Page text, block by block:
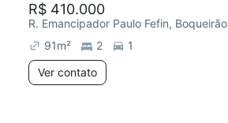
R$ 410.000
R. Emancipador Paulo Fefin, Boqueirão
91m² 2
1
Ver contato